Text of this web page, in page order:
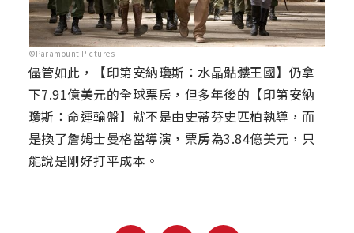
©Paramount Pictures
儘管如此，【印第安納瓊斯：水晶骷髏王國】仍拿
下7.91億美元的全球票房，但多年後的【印第安納
瓊斯：命運輪盤】就不是由史蒂芬史匹柏執導，而
是換了詹姆士曼格當導演，票房為3.84億美元，只
能說是剛好打平成本。